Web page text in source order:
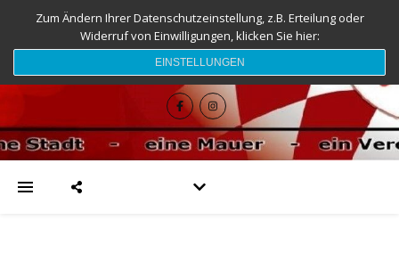
djk-fc-sesslach.de
Zum Ändern Ihrer Datenschutzeinstellung, z.B. Erteilung oder
Widerruf von Einwilligungen, klicken Sie hier:
EINSTELLUNGEN